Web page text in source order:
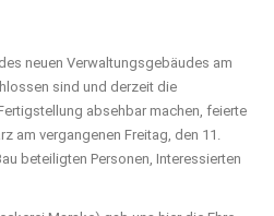
neuen Verwaltungsgebäudes am
sind und derzeit die
absehbar machen, feierte
am vergangenen Freitag, den 11.
beteiligten Personen, Interessierten